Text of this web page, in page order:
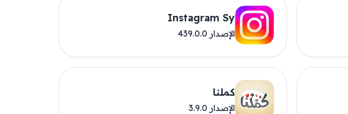
Instagram Sy
الإصدار 439.0.0
كملنا
الإصدار 3.9.0